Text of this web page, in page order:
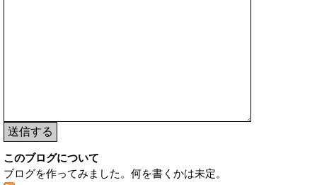
送信する
このブログについて
ブログを作ってみました。何を書くかは未定。